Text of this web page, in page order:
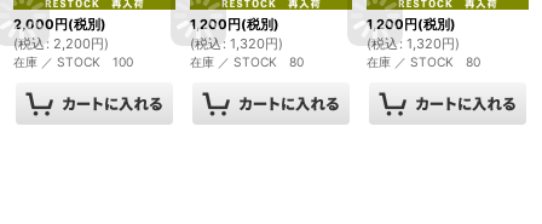
2,000 円 (税別)
(税込: 2,200円)
在庫 ／ STOCK 100
1,200 円 (税別)
(税込: 1,320円)
在庫 ／ STOCK 80
1,200 円 (税別)
(税込: 1,320円)
在庫 ／ STOCK 80